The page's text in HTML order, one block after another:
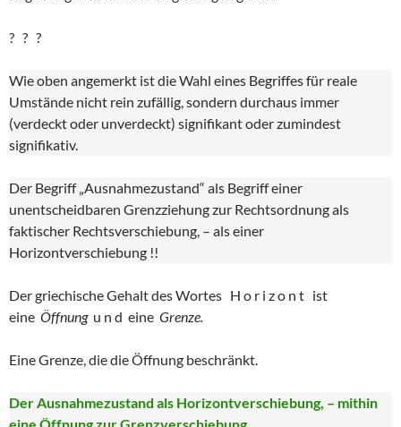
? ? ?
Wie oben angemerkt ist die Wahl eines Begriffes für reale
Umstände nicht rein zufällig, sondern durchaus immer
(verdeckt oder unverdeckt) signifikant oder zumindest
signifikativ.
Der Begriff „Ausnahmezustand“ als Begriff einer
unentscheidbaren Grenzziehung zur Rechtsordnung als
faktischer Rechtsverschiebung, – als einer
Horizontverschiebung !!
Der griechische Gehalt des Wortes H o r i z o n t ist
eine Öffnungu n d eine Grenze.
Eine Grenze, die die Öffnung beschränkt.
Der Ausnahmezustand als Horizontverschiebung, – mithin